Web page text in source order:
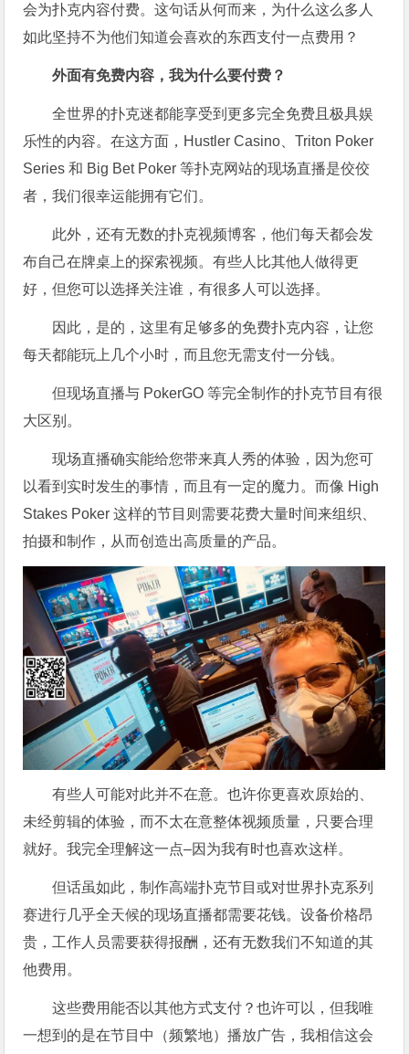
会为扑克内容付费。这句话从何而来，为什么这么多人
如此坚持不为他们知道会喜欢的东西支付一点费用？
外面有免费内容，我为什么要付费？
全世界的扑克迷都能享受到更多完全免费且极具娱
乐性的内容。在这方面，Hustler Casino、Triton Poker
Series 和 Big Bet Poker 等扑克网站的现场直播是佼佼
者，我们很幸运能拥有它们。
此外，还有无数的扑克视频博客，他们每天都会发
布自己在牌桌上的探索视频。有些人比其他人做得更
好，但您可以选择关注谁，有很多人可以选择。
因此，是的，这里有足够多的免费扑克内容，让您
每天都能玩上几个小时，而且您无需支付一分钱。
但现场直播与 PokerGO 等完全制作的扑克节目有很
大区别。
现场直播确实能给您带来真人秀的体验，因为您可
以看到实时发生的事情，而且有一定的魔力。而像 High
Stakes Poker 这样的节目则需要花费大量时间来组织、
拍摄和制作，从而创造出高质量的产品。
有些人可能对此并不在意。也许你更喜欢原始的、
未经剪辑的体验，而不太在意整体视频质量，只要合理
就好。我完全理解这一点–因为我有时也喜欢这样。
但话虽如此，制作高端扑克节目或对世界扑克系列
赛进行几乎全天候的现场直播都需要花钱。设备价格昂
贵，工作人员需要获得报酬，还有无数我们不知道的其
他费用。
这些费用能否以其他方式支付？也许可以，但我唯
一想到的是在节目中（频繁地）播放广告，我相信这会